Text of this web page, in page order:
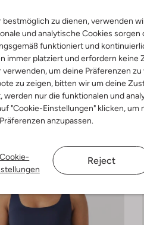
bestmöglich zu dienen, verwenden
und analytische Cookies sorgen
funktioniert und
immer platziert und erfordern keine
verwenden, um deine Präferenzen
zu zeigen, bitten wir um deine
werden nur die funktionalen und
"Cookie-Einstellungen" klicken,
anzupassen.
Cookie-
Reject